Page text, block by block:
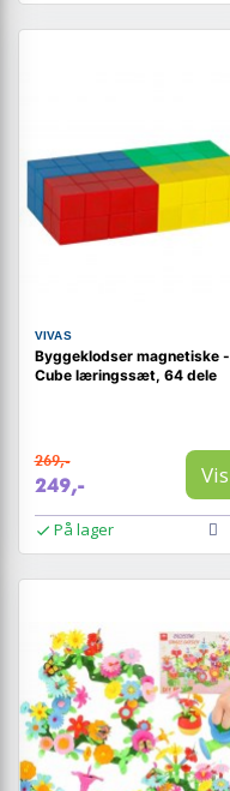
VIVAS
Byggeklodser magnetiske -
Cube læringssæt, 64 dele
269,-
249,- Vis
På lager